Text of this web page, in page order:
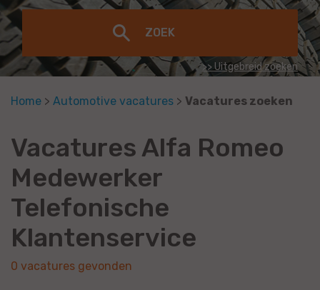
>> Uitgebreid zoeken
Home > Automotive vacatures > Vacatures zoeken
Vacatures Alfa Romeo
Medewerker
Telefonische
Klantenservice
0 vacatures gevonden